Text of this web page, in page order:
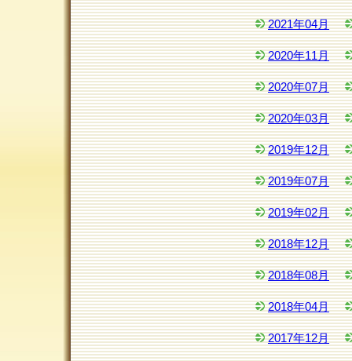
2021年04月
2020年11月
2020年07月
2020年03月
2019年12月
2019年07月
2019年02月
2018年12月
2018年08月
2018年04月
2017年12月